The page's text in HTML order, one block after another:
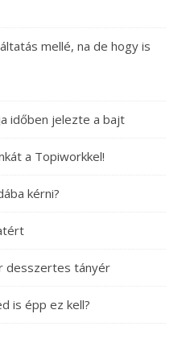
mellé, na de hogy is
időben jelezte a bajt
a Topiworkkel!
kérni?
desszertes tányér
is épp ez kell?